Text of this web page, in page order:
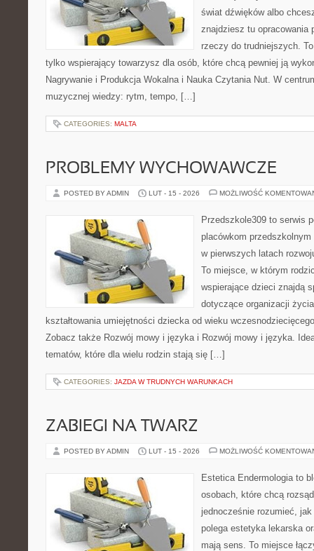
świat dźwięków albo
znajdziesz tu opracowania
rzeczy do trudniejszych.
tylko wspierający towarzysz dla osób, które chcą pewniej ją
Nagrywanie i Produkcja Wokalna i Nauka Czytania Nut. W
muzycznej wiedzy: rytm, tempo, […]
CATEGORIES: MALTA
PROBLEMY WYCHOWAWCZE
POSTED BY ADMIN LUT - 15 - 2026 MOŻLIWOŚĆ
Przedszkole309 to serwis
placówkom
w pierwszych latach
To miejsce, w którym
wspierające dzieci znajdą
dotyczące organizacji
kształtowania umiejętności dziecka od wieku
Zobacz także Rozwój mowy i języka i Rozwój mowy i języka.
tematów, które dla wielu rodzin stają się […]
CATEGORIES: JAZDA W TRUDNYCH WARUNKACH
ZABIEGI NA TWARZ
POSTED BY ADMIN LUT - 15 - 2026 MOŻLIWOŚĆ
Estetica Endermologia to
osobach, które chcą
jednocześnie rozumieć,
polega estetyka lekarska
mają sens. To miejsce